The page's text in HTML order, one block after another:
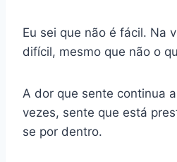
Eu sei que não é fácil. Na
difícil, mesmo que não o
A dor que sente continua
vezes, sente que está
se por dentro.